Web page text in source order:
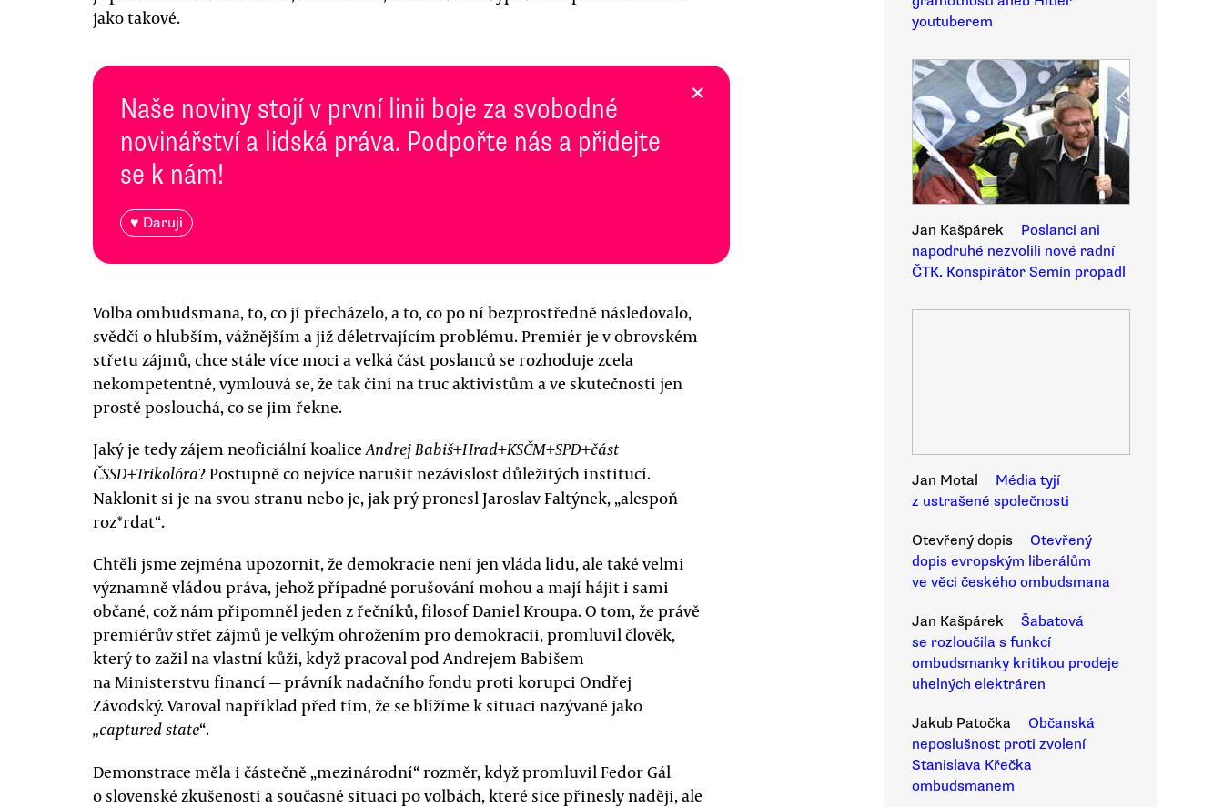
jako takové.
Naše noviny stojí v první linii boje za svobodné
novinářství a lidská práva. Podpořte nás a přidejte
se k nám!
♥ Daruji
×
Volba ombudsmana, to, co jí přecházelo, a to, co po ní bezprostředně následovalo,
svědčí o hlubším, vážnějším a již déletrvajícím problému. Premiér je v obrovském
střetu zájmů, chce stále více moci a velká část poslanců se rozhoduje zcela
nekompetentně, vymlouvá se, že tak činí na truc aktivistům a ve skutečnosti jen
prostě poslouchá, co se jim řekne.
Jaký je tedy zájem neoficiální koaliceAndrej Babiš+Hrad+KSČM+SPD+část
ČSSD+Trikolóra? Postupně co nejvíce narušit nezávislost důležitých institucí.
Naklonit si je na svou stranu nebo je, jak prý pronesl Jaroslav Faltýnek, „alespoň
roz*rdat“.
Chtěli jsme zejména upozornit, že demokracie není jen vláda lidu, ale také velmi
významně vládou práva, jehož případné porušování mohou a mají hájit i sami
občané, což nám připomněl jeden z řečníků, filosof Daniel Kroupa. O tom, že právě
premiérův střet zájmů je velkým ohrožením pro demokracii, promluvil člověk,
který to zažil na vlastní kůži, když pracoval pod Andrejem Babišem
na Ministerstvu financí — právník nadačního fondu proti korupci Ondřej
Závodský. Varoval například před tím, že se blížíme k situaci nazývané jako
„captured state“.
Demonstrace měla i částečně „mezinárodní“ rozměr, když promluvil Fedor Gál
o slovenské zkušenosti a současné situaci po volbách, které sice přinesly naději, ale
youtuberem
Jan Kašpárek
Poslanci ani
napodruhé nezvolili nové radní
ČTK. Konspirátor Semín propadl
Jan Motal
Média tyjí
z ustrašené společnosti
Otevřený dopis
Otevřený
dopis evropským liberálům
ve věci českého ombudsmana
Jan Kašpárek
Šabatová
se rozloučila s funkcí
ombudsmanky kritikou prodeje
uhelných elektráren
Jakub Patočka
Občanská
neposlušnost proti zvolení
Stanislava Křečka
ombudsmanem